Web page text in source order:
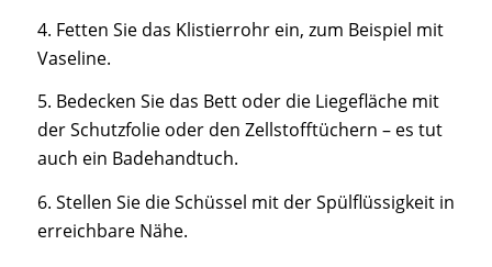
4. Fetten Sie das Klistierrohr ein, zum Beispiel mit
Vaseline.
5. Bedecken Sie das Bett oder die Liegefläche mit
der Schutzfolie oder den Zellstofftüchern – es tut
auch ein Badehandtuch.
6. Stellen Sie die Schüssel mit der Spülflüssigkeit in
erreichbare Nähe.